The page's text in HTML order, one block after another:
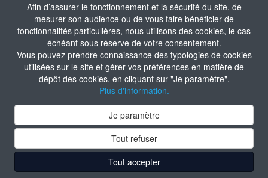
Afin d’assurer le fonctionnement et la sécurité du site, de
mesurer son audience ou de vous faire bénéficier de
fonctionnalités particulières, nous utilisons des cookies, le cas
échéant sous réserve de votre consentement.
Vous pouvez prendre connaissance des typologies de cookies
utilisées sur le site et gérer vos préférences en matière de
dépôt des cookies, en cliquant sur "Je paramètre".
Plus d'information.
Je paramètre
Tout refuser
Tout accepter